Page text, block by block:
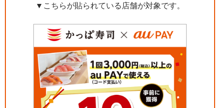
▼こちらが貼られている店舗が対象です。